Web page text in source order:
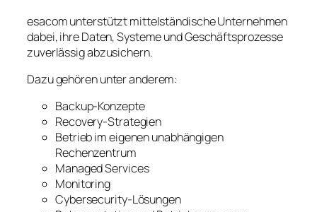
esacom unterstützt mittelständische Unternehmen
dabei, ihre Daten, Systeme und Geschäftsprozesse
zuverlässig abzusichern.
Dazu gehören unter anderem:
Backup-Konzepte
Recovery-Strategien
Betrieb im eigenen unabhängigen
Rechenzentrum
Managed Services
Monitoring
Cybersecurity-Lösungen